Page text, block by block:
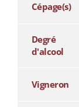
Cépage(s)
Degré
d'alcool
Vigneron